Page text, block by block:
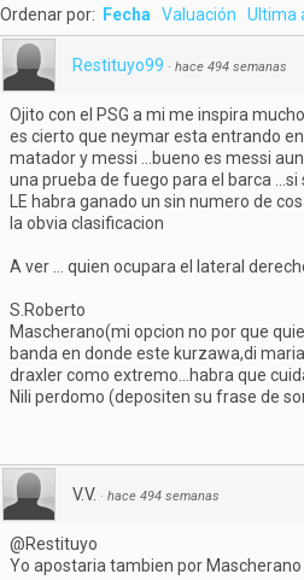
Ordenar por: Fecha Valuación Ultima
Restituyo99 · hace 494 semanas
Ojito con el PSG a mi me inspira
es cierto que neymar esta entrando
matador y messi ...bueno es messi
una prueba de fuego para el barca
LE habra ganado un sin numero de
la obvia clasificacion
A ver ... quien ocupara el lateral
S.Roberto
Mascherano(mi opcion no por que
banda en donde este kurzawa,di
draxler como extremo...habra que
Nili perdomo (depositen su frase de
V.V. · hace 494 semanas
@Restituyo
Yo apostaria tambien por